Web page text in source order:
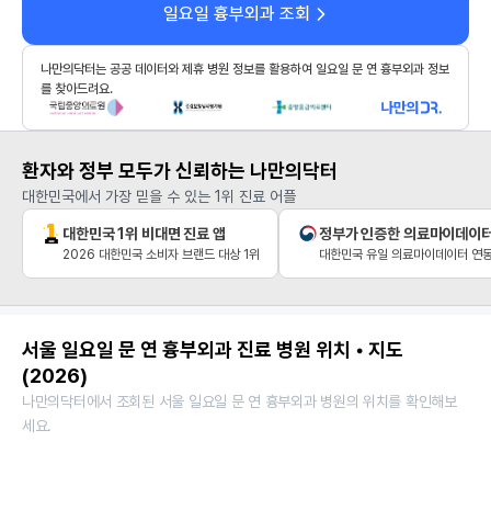
일요일 흉부외과 조회
나만의닥터는 공공 데이터와 제휴 병원 정보를 활용하여 일요일 문 연 흉부외과 정보
를 찾아드려요.
환자와 정부 모두가 신뢰하는 나만의닥터
대한민국에서 가장 믿을 수 있는 1위 진료 어플
대한민국 1위 비대면 진료 앱
2026 대한민국 소비자 브랜드 대상 1위
정부가 인증한 의료마이데이
대한민국 유일 의료마이데이터 연
서울 일요일 문 연 흉부외과 진료 병원 위치 • 지도
(2026)
나만의닥터에서 조회된 서울 일요일 문 연 흉부외과 병원의 위치를 확인해보
세요.